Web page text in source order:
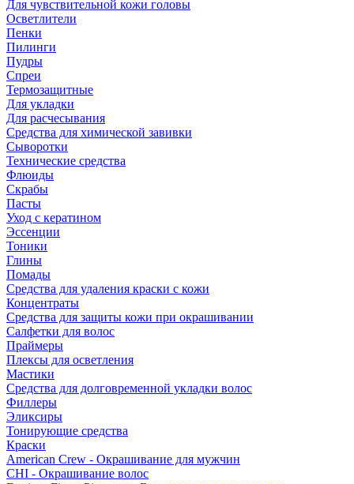
Для чувствительной кожи головы
Осветлители
Пенки
Пилинги
Пудры
Спреи
Термозащитные
Для укладки
Для расчесывания
Средства для химической завивки
Сыворотки
Технические средства
Флюиды
Скрабы
Пасты
Уход с кератином
Эссенции
Тоники
Глины
Помады
Средства для удаления краски с кожи
Концентраты
Средства для защиты кожи при окрашивании
Салфетки для волос
Праймеры
Плексы для осветления
Мастики
Средства для долговременной укладки волос
Филлеры
Эликсиры
Тонирующие средства
Краски
American Crew - Окрашивание для мужчин
CHI - Окрашивание волос